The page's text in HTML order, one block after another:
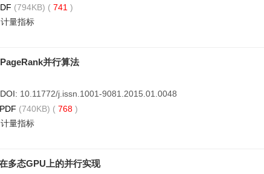
(794KB) ( 741 )
计量指标
并行算法
10.11772/j.issn.1001-9081.2015.01.0048
PDF (740KB) ( 768 )
计量指标
多态GPU上的并行实现